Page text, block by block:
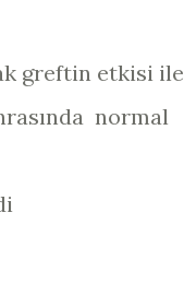
greftin etkisi ile
normal